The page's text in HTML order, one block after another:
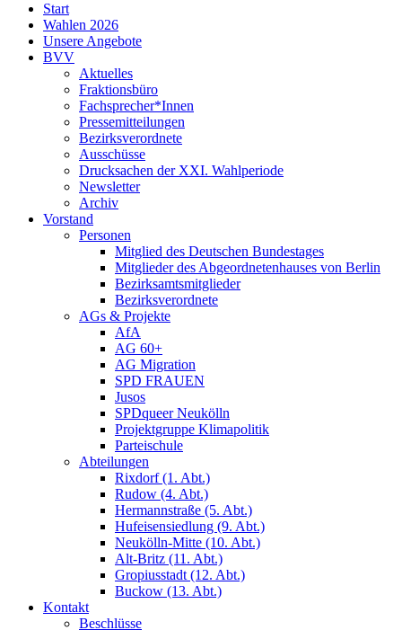
Start
Wahlen 2026
Unsere Angebote
BVV
Aktuelles
Fraktionsbüro
Fachsprecher*Innen
Pressemitteilungen
Bezirksverordnete
Ausschüsse
Drucksachen der XXI. Wahlperiode
Newsletter
Archiv
Vorstand
Personen
Mitglied des Deutschen Bundestages
Mitglieder des Abgeordnetenhauses von Berlin
Bezirksamtsmitglieder
Bezirksverordnete
AGs & Projekte
AfA
AG 60+
AG Migration
SPD FRAUEN
Jusos
SPDqueer Neukölln
Projektgruppe Klimapolitik
Parteischule
Abteilungen
Rixdorf (1. Abt.)
Rudow (4. Abt.)
Hermannstraße (5. Abt.)
Hufeisensiedlung (9. Abt.)
Neukölln-Mitte (10. Abt.)
Alt-Britz (11. Abt.)
Gropiusstadt (12. Abt.)
Buckow (13. Abt.)
Kontakt
Beschlüsse